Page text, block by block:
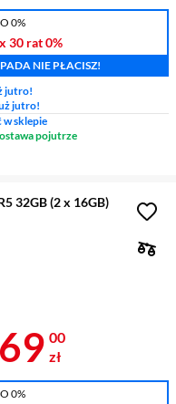
0%
x 30 rat0%
NIE PŁACISZ!
jutro!
jutro!
w sklepie
pojutrze
32GB (2 x 16GB)
2 169
00
zł
0%